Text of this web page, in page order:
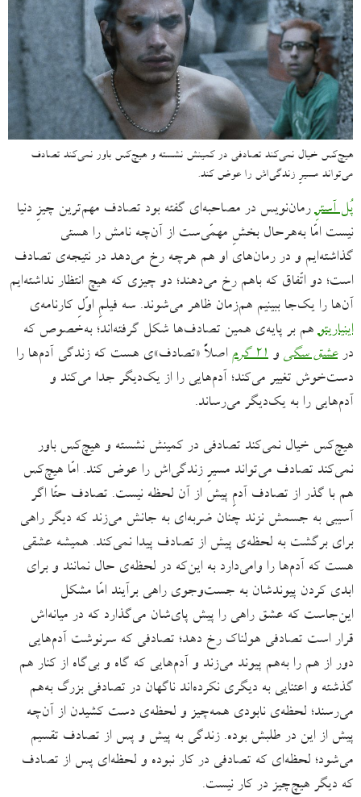
هیچ‌کس خیال نمی‌کند تصادفی در کمینش نشسته و هیچ‌کس باور نمی‌کند تصادف
می‌‌تواند مسیرِ زندگی‌اش را عوض کند.
پُل آسترِ رمان‌نویس در مصاحبه‌ای گفته بود تصادف مهم‌ترین چیزِ دنیا
نیست امّا به‌‌هرحال بخشِ مهمّی‌ست از آن‌چه نامش را هستی
گذاشته‌ایم و در رمان‌های او هم هرچه رخ می‌دهد در نتیجه‌ی تصادف
است؛ دو اتّفاق که باهم رخ می‌دهند؛ دو چیزی که هیچ‌ انتظار نداشته‌ایم
آن‌ها را یک‌جا ببینیم هم‌زمان ظاهر می‌شوند. سه فیلمِ اوّلِ کارنامه‌ی
اینیاریتو هم بر پایه‌ی همین تصادف‌ها شکل گرفته‌اند؛ به‌خصوص که
درعشق سگی و ۲۱ گرم
اصلاً «تصادف»ی هست که زندگی آدم‌ها را
دست‌خوش تغییر می‌کند؛ آدم‌هایی را از یک‌دیگر جدا می‌کند و
آدم‌هایی را به یک‌دیگر می‌رساند.
هیچ‌کس خیال نمی‌کند تصادفی در کمینش نشسته و هیچ‌کس باور
نمی‌کند تصادف می‌‌تواند مسیرِ زندگی‌اش را عوض کند. امّا هیچ‌کس
هم با گذر از تصادف آدمِ پیش از آن لحظه نیست. تصادف حتّا اگر
آسیبی به جسمش نزند چنان ضربه‌ای به جانش می‌زند که دیگر راهی
برای برگشت به لحظه‌ی پیش از تصادف پیدا نمی‌کند. همیشه عشقی
هست که آدم‌ها را وامی‌دارد به این‌که در لحظه‌ی حال نمانند و برای
ابدی کردن پیوندشان به جست‌وجوی راهی برآیند امّا مشکل
این‌‌جاست که عشق راهی را پیش پای‌شان می‌‌گذارد که در میانه‌اش
قرار است تصادفی هولناک رخ دهد؛ تصادفی که سرنوشت آدم‌هایی
دور از هم را به‌هم پیوند می‌زند و آدم‌هایی که گاه و بی‌گاه از کنار هم
گذشته و اعتنایی به دیگری نکرده‌اند ناگهان در تصادفی بزرگ به‌هم
می‌رسند؛ لحظه‌ی نابودی همه‌چیز و لحظه‌ی دست کشیدن از آن‌چه
پیش از این در طلبش بوده. زندگی به پیش و پس از تصادف تقسیم
می‌شود؛ لحظه‌ای که تصادفی در کار نبوده و لحظه‌ای پس از تصادف
که دیگر هیچ‌چیز در کار نیست.